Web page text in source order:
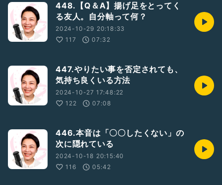
#一緒にいたい人#責めてしまう
#相手を不機嫌にさせてしまう #イライラさせてしまう人
#変わりたい
448.【Q＆A】揚げ足をとってく
る友人。自分軸って何？
2024-10-29 20:18:33
117
07:32
447.やりたい事を否定されても、
気持ち良くいる方法
2024-10-27 17:48:22
122
07:08
446.本音は「〇〇したくない」の
次に隠れている
2024-10-18 20:15:40
116
05:42